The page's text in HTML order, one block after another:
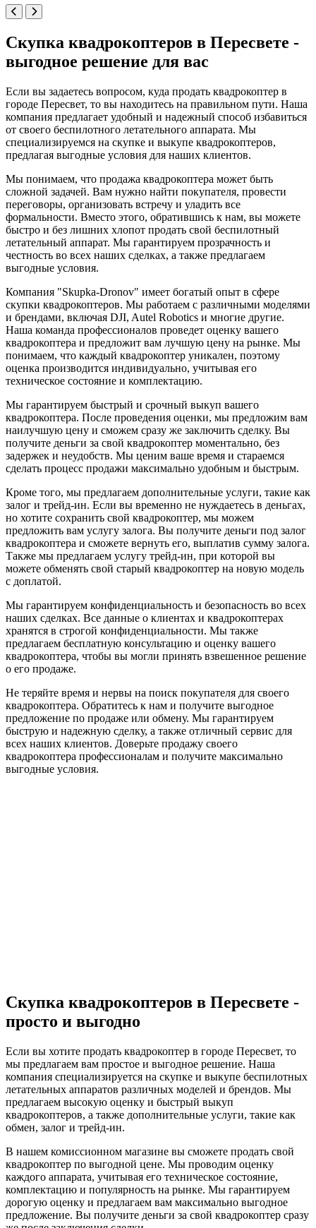
Скупка квадрокоптеров в Пересвете -
выгодное решение для вас
Если вы задаетесь вопросом, куда продать квадрокоптер в
городе Пересвет, то вы находитесь на правильном пути. Наша
компания предлагает удобный и надежный способ избавиться
от своего беспилотного летательного аппарата. Мы
специализируемся на скупке и выкупе квадрокоптеров,
предлагая выгодные условия для наших клиентов.
Мы понимаем, что продажа квадрокоптера может быть
сложной задачей. Вам нужно найти покупателя, провести
переговоры, организовать встречу и уладить все
формальности. Вместо этого, обратившись к нам, вы можете
быстро и без лишних хлопот продать свой беспилотный
летательный аппарат. Мы гарантируем прозрачность и
честность во всех наших сделках, а также предлагаем
выгодные условия.
Компания "Skupka-Dronov" имеет богатый опыт в сфере
скупки квадрокоптеров. Мы работаем с различными моделями
и брендами, включая DJI, Autel Robotics и многие другие.
Наша команда профессионалов проведет оценку вашего
квадрокоптера и предложит вам лучшую цену на рынке. Мы
понимаем, что каждый квадрокоптер уникален, поэтому
оценка производится индивидуально, учитывая его
техническое состояние и комплектацию.
Мы гарантируем быстрый и срочный выкуп вашего
квадрокоптера. После проведения оценки, мы предложим вам
наилучшую цену и сможем сразу же заключить сделку. Вы
получите деньги за свой квадрокоптер моментально, без
задержек и неудобств. Мы ценим ваше время и стараемся
сделать процесс продажи максимально удобным и быстрым.
Кроме того, мы предлагаем дополнительные услуги, такие как
залог и трейд-ин. Если вы временно не нуждаетесь в деньгах,
но хотите сохранить свой квадрокоптер, мы можем
предложить вам услугу залога. Вы получите деньги под залог
квадрокоптера и сможете вернуть его, выплатив сумму залога.
Также мы предлагаем услугу трейд-ин, при которой вы
можете обменять свой старый квадрокоптер на новую модель
с доплатой.
Мы гарантируем конфиденциальность и безопасность во всех
наших сделках. Все данные о клиентах и квадрокоптерах
хранятся в строгой конфиденциальности. Мы также
предлагаем бесплатную консультацию и оценку вашего
квадрокоптера, чтобы вы могли принять взвешенное решение
о его продаже.
Не теряйте время и нервы на поиск покупателя для своего
квадрокоптера. Обратитесь к нам и получите выгодное
предложение по продаже или обмену. Мы гарантируем
быструю и надежную сделку, а также отличный сервис для
всех наших клиентов. Доверьте продажу своего
квадрокоптера профессионалам и получите максимально
выгодные условия.
Скупка квадрокоптеров в Пересвете -
просто и выгодно
Если вы хотите продать квадрокоптер в городе Пересвет, то
мы предлагаем вам простое и выгодное решение. Наша
компания специализируется на скупке и выкупе беспилотных
летательных аппаратов различных моделей и брендов. Мы
предлагаем высокую оценку и быстрый выкуп
квадрокоптеров, а также дополнительные услуги, такие как
обмен, залог и трейд-ин.
В нашем комиссионном магазине вы сможете продать свой
квадрокоптер по выгодной цене. Мы проводим оценку
каждого аппарата, учитывая его техническое состояние,
комплектацию и популярность на рынке. Мы гарантируем
дорогую оценку и предлагаем вам максимально выгодное
предложение. Вы получите деньги за свой квадрокоптер сразу